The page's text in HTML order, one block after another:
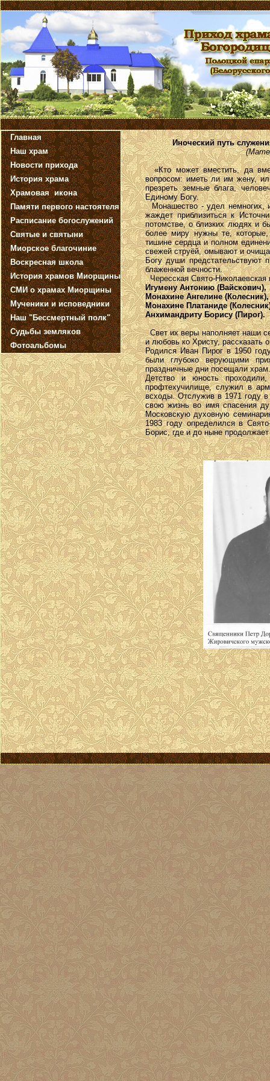
Главная
Наш храм
Новости прихода
История храма
Храмовая икона
Памяти первого настоятеля
Расписание богослужений
Святые и святыни
Миорское благочиние
Воскресная школа
История храмов Миорщины
СМИ о храмах Миорщины
Мученики и исповедники
Наш "Бессмертный полк"
Судьбы земляков
Фотоальбомы
«Кто может вместить, да
вопросом: иметь ли им жену,
презреть земные блага,
Единому Богу.
Монашество - удел немногих,
жаждет приблизиться к
потомстве, о близких людях и
более миру нужны те,
тишине сердца и полном
свежей струёй, омывают и
Богу души предстательствуют
блаженной вечности.
Чересская Свято-Николаевская
Игумену Антонию (Вайскович),
Монахине Ангелине (Колесник),
Монахине Платаниде
Анхимандриту Борису (Пирог).
Свет их веры наполняет наши
и любовь ко Христу, рассказать
Родился Иван Пирог в 1950
были глубоко верующими
праздничные дни посещали
Детство и юность
профтехучилище, служил в
всходы. Отслужив в 1971 году
свою жизнь во имя спасения
Московскую духовную
1983 году определился в
Борис, где и до ныне
Иноческий путь